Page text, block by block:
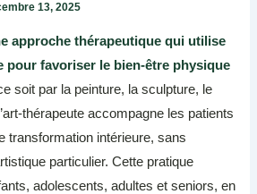
13, 2025
approche thérapeutique qui utilise
pour favoriser le bien-être physique
soit par la peinture, la sculpture, le
thérapeute accompagne les patients
transformation intérieure, sans
particulier. Cette pratique
adolescents, adultes et seniors, en